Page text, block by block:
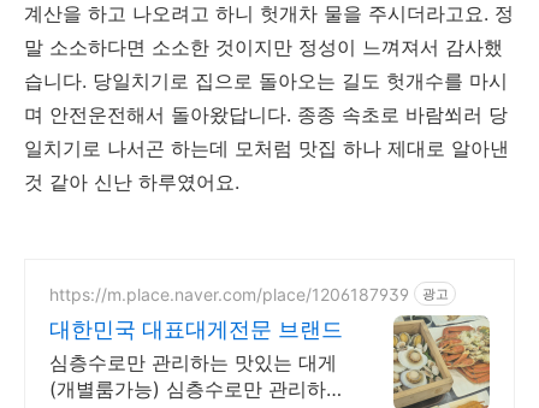
계산을 하고 나오려고 하니 헛개차 물을 주시더라고요. 정
말 소소하다면 소소한 것이지만 정성이 느껴져서 감사했
습니다. 당일치기로 집으로 돌아오는 길도 헛개수를 마시
며 안전운전해서 돌아왔답니다. 종종 속초로 바람쐬러 당
일치기로 나서곤 하는데 모처럼 맛집 하나 제대로 알아낸
것 같아 신난 하루였어요.
https://m.place.naver.com/place/1206187939 광고
대한민국 대표대게전문 브랜드
심층수로만 관리하는 맛있는 대게
(개별룸가능) 심층수로만 관리하는